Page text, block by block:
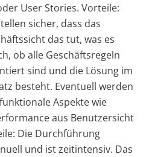
User Stories. Vorteile:
sicher, dass das
das tut, was es
ob alle Geschäftsregeln
sind und die Lösung im
besteht. Eventuell werden
Aspekte wie
aus Benutzersicht
Die Durchführung
und ist zeitintensiv. Das